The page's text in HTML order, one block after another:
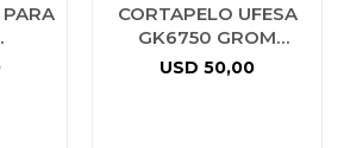
PARA
CORTAPELO UFESA
GK6750 GROM
RECARGABLE
USD 50,00